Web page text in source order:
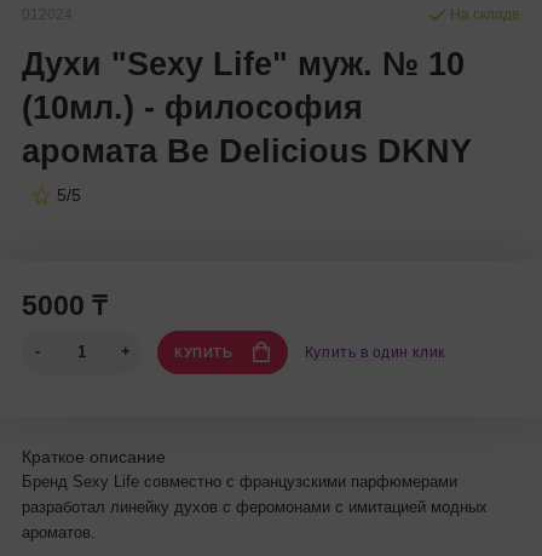
Духи "Sexy Life" муж. № 10
(10мл.) - философия
аромата Be Delicious DKNY
5/5
На складе
5000 ₸
КУПИТЬ Купить в один клик
Краткое описание
Бренд Sexy Life совместно с французскими парфюмерами
разработал линейку духов с феромонами с имитацией модных
ароматов.